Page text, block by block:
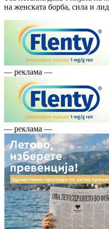
на женската борба, сила и
— реклама —
— реклама —